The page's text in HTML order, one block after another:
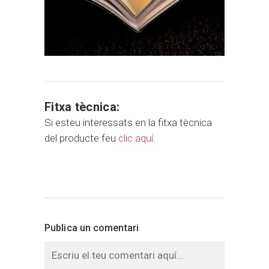
Fitxa tècnica:
Si esteu interessats en la fitxa tècnica
del producte feu clic aquí.
Publica un comentari